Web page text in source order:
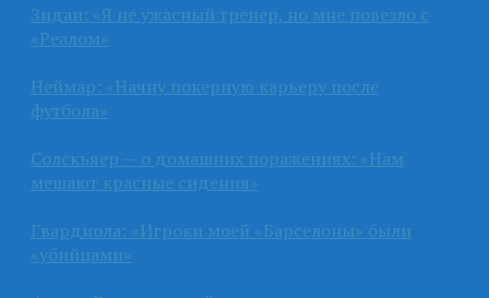
Зидан: «Я не ужасный тренер, но мне повезло с
«Реалом»
Неймар: «Начну покерную карьеру после
футбола»
Солскьяер — о домашних поражениях: «Нам
мешают красные сидения»
Гвардиола: «Игроки моей «Барселоны» были
«убийцами»